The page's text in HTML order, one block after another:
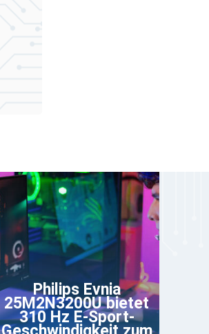
Philips Evnia
25M2N3200U bietet
310 Hz E-Sport-